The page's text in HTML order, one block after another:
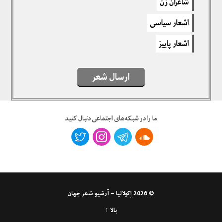
اشعار سیاسی
اشعار پاییز
ارسال شعر
ما را در شبکه‌های اجتماعی دنبال کنید
© 2026
اِکولالیا – آرشیو شعر جهان
بالا ↑